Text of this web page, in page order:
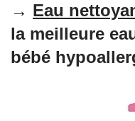
→ Eau
la meilleure
bébé